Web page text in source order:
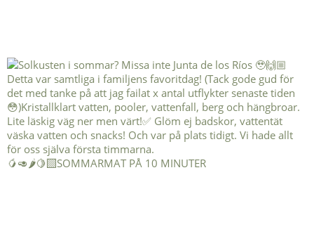
🥭🥑🌶️🍋‍🟩SOMMARMAT PÅ 10 MINUTER